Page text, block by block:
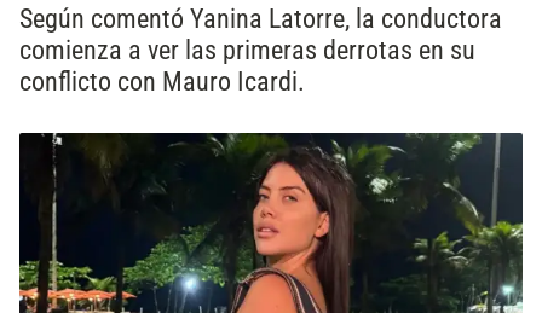
Según comentó Yanina Latorre, la conductora
comienza a ver las primeras derrotas en su
conflicto con Mauro Icardi.